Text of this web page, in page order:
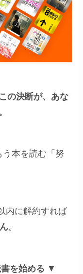
この決断が、あな
う本を読む「努
内に解約すれば
。
を始める ▼